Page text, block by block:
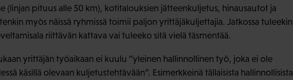
(linjan pituus alle 50 km), kotitalouksien jätteenkuljetus, hinausautot ja
myös näissä ryhmissä toimii paljon yrittäjäkuljettajia. Jatkossa tuleekin
riittävän kattava vai tuleeko sitä vielä täsmentää.
yrittäjän työaikaan ei kuulu ”yleinen hallinnollinen työ, joka ei ole
käsillä olevaan kuljetustehtävään”. Esimerkkeinä tällaisista hallinnollisista